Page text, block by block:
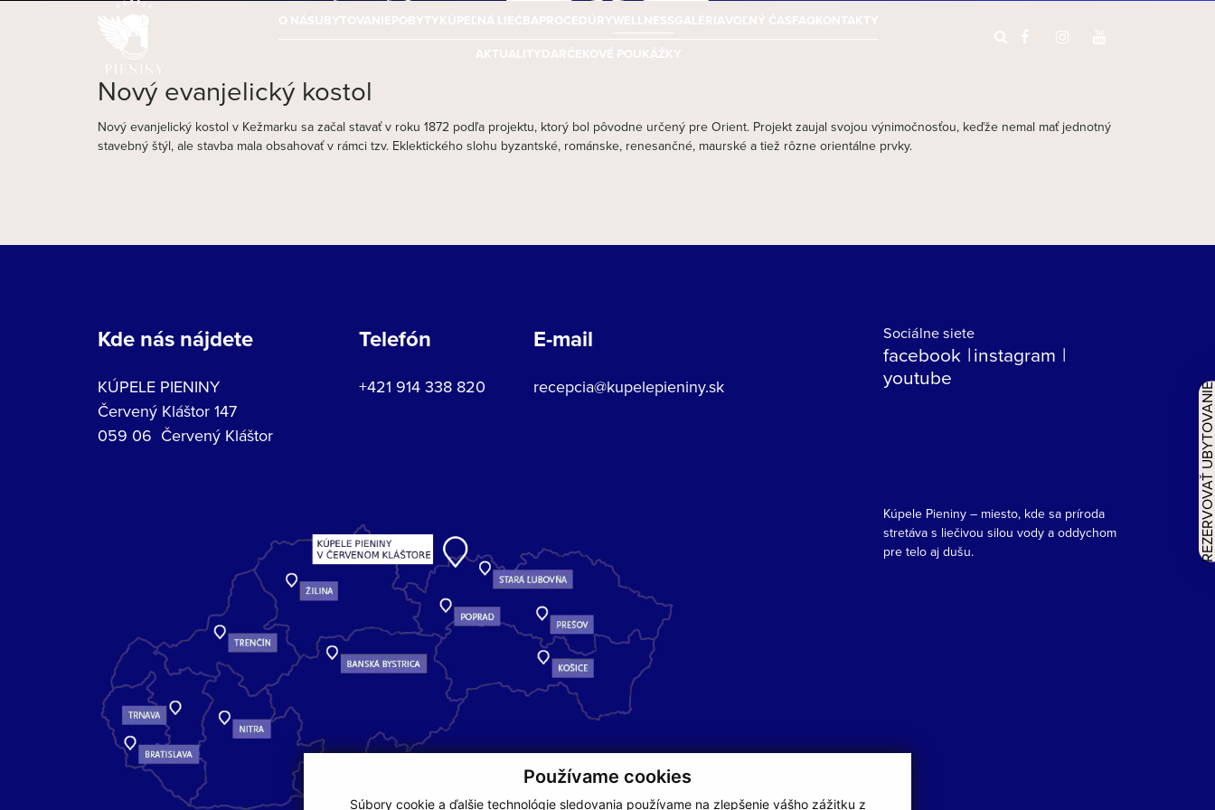
Používame cookies
Súbory cookie a ďalšie technológie sledovania používame na zlepšenie vášho zážitku z
O NÁSUBYTOVANIEPOBYTYKÚPEĽNÁ LIEČBAPROCEDÚRYWELLNESSGALÉRIAVOĽNÝ ČASFAQKONTAKTY
AKTUALITYDARČEKOVÉ POUKÁŽKY
Nový evanjelický kostol
Nový evanjelický kostol v Kežmarku sa začal stavať v roku 1872 podľa projektu, ktorý bol pôvodne určený pre Orient. Projekt zaujal svojou výnimočnosťou, keďže nemal mať jednotný
stavebný štýl, ale stavba mala obsahovať v rámci tzv. Eklektického slohu byzantské, románske, renesančné, maurské a tiež rôzne orientálne prvky.
Kde nás nájdete
KÚPELE PIENINY
Červený Kláštor 147
059 06 Červený Kláštor
Telefón
+421 914 338 820
E-mail
recepcia@kupelepieniny.sk
Sociálne siete
facebook instagram
youtube
Kúpele Pieniny – miesto, kde sa príroda
stretáva s liečivou silou vody a oddychom
pre telo aj dušu.